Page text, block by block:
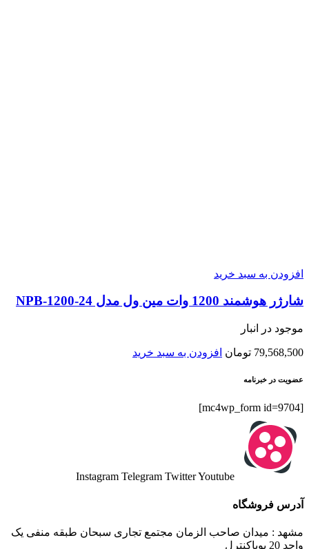
افزودن به سبد خرید
شارژر هوشمند 1200 وات مین ول مدل NPB-1200-24
موجود در انبار
79,568,500 تومان افزودن به سبد خرید
عضویت در خبرنامه
[mc4wp_form id=9704]
Instagram Telegram TwitterYoutube
آدرس فروشگاه
مشهد : میدان صاحب الزمان مجتمع تجاری سبحان طبقه منفی یک
واحد 20 پویاکنترل